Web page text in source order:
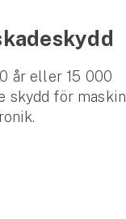
år eller 15 000
skydd för maskin